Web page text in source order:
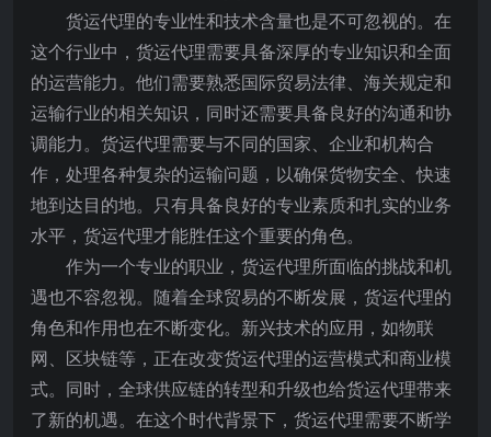
货运代理的专业性和技术含量也是不可忽视的。在
这个行业中，货运代理需要具备深厚的专业知识和全面
的运营能力。他们需要熟悉国际贸易法律、海关规定和
运输行业的相关知识，同时还需要具备良好的沟通和协
调能力。货运代理需要与不同的国家、企业和机构合
作，处理各种复杂的运输问题，以确保货物安全、快速
地到达目的地。只有具备良好的专业素质和扎实的业务
水平，货运代理才能胜任这个重要的角色。
作为一个专业的职业，货运代理所面临的挑战和机
遇也不容忽视。随着全球贸易的不断发展，货运代理的
角色和作用也在不断变化。新兴技术的应用，如物联
网、区块链等，正在改变货运代理的运营模式和商业模
式。同时，全球供应链的转型和升级也给货运代理带来
了新的机遇。在这个时代背景下，货运代理需要不断学